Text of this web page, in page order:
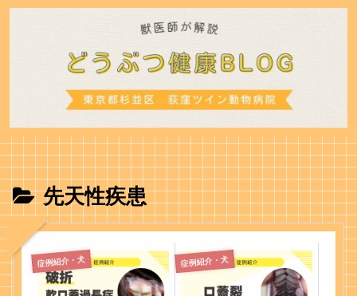
先天性疾患
症例紹介・犬 症例紹介・犬